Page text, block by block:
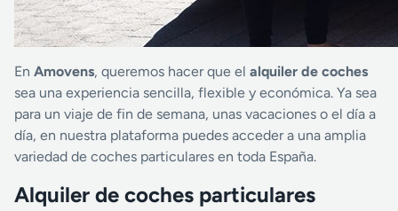
En Amovens, queremos hacer que el alquiler de coches
sea una experiencia sencilla, flexible y económica. Ya sea
para un viaje de fin de semana, unas vacaciones o el día a
día, en nuestra plataforma puedes acceder a una amplia
variedad de coches particulares en toda España.
Alquiler de coches particulares